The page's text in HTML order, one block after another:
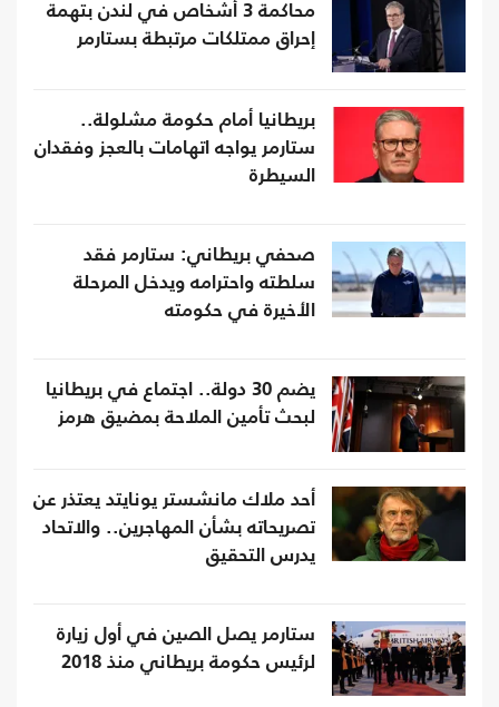
محاكمة 3 أشخاص في لندن بتهمة
إحراق ممتلكات مرتبطة بستارمر
بريطانيا أمام حكومة مشلولة..
ستارمر يواجه اتهامات بالعجز وفقدان
السيطرة
صحفي بريطاني: ستارمر فقد
سلطته واحترامه ويدخل المرحلة
الأخيرة في حكومته
يضم 30 دولة.. اجتماع في بريطانيا
لبحث تأمين الملاحة بمضيق هرمز
أحد ملاك مانشستر يونايتد يعتذر عن
تصريحاته بشأن المهاجرين.. والاتحاد
يدرس التحقيق
ستارمر يصل الصين في أول زيارة
لرئيس حكومة بريطاني منذ 2018